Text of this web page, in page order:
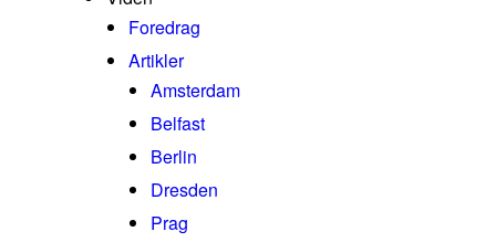
Foredrag
Artikler
Amsterdam
Belfast
Berlin
Dresden
Prag